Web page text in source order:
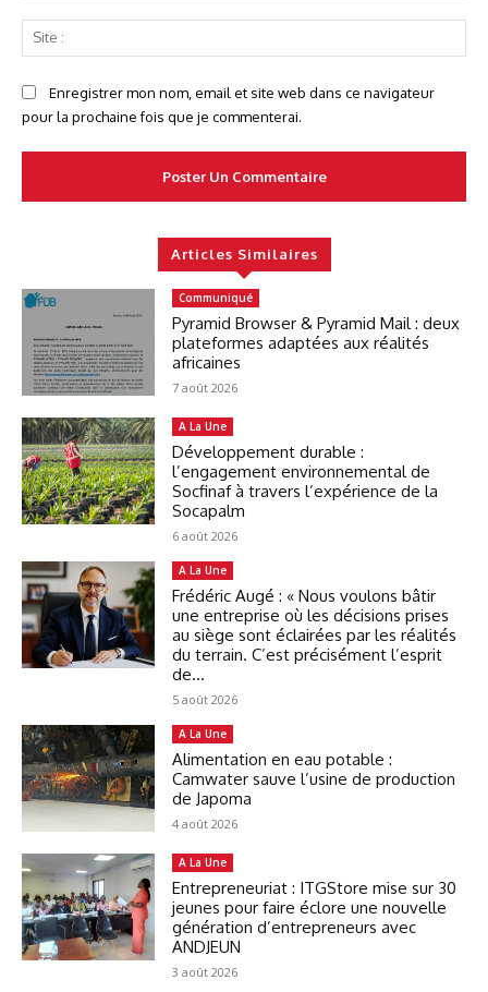
:
Enregistrer mon nom, email et site web dans ce navigateur
pour la prochaine fois que je commenterai.
Articles Similaires
Communiqué
Pyramid Browser & Pyramid Mail : deux
plateformes adaptées aux réalités
africaines
7 août 2026
A La Une
Développement durable :
l’engagement environnemental de
Socfinaf à travers l’expérience de la
Socapalm
6 août 2026
A La Une
Frédéric Augé : « Nous voulons bâtir
une entreprise où les décisions prises
au siège sont éclairées par les réalités
du terrain. C’est précisément l’esprit
de...
5 août 2026
A La Une
Alimentation en eau potable :
Camwater sauve l’usine de production
de Japoma
4 août 2026
A La Une
Entrepreneuriat : ITGStore mise sur 30
jeunes pour faire éclore une nouvelle
génération d’entrepreneurs avec
ANDJEUN
3 août 2026